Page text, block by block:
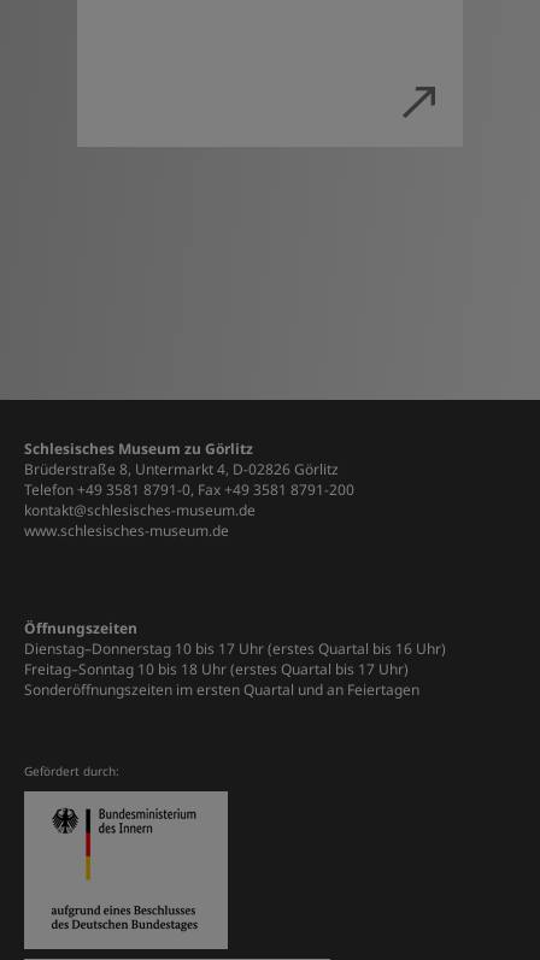
Schlesisches Museum zu Görlitz
Brüderstraße 8, Untermarkt 4, D-02826 Görlitz
Telefon +49 3581 8791-0, Fax +49 3581 8791-200
kontakt@schlesisches-museum.de
www.schlesisches-museum.de
Öffnungszeiten
Dienstag–Donnerstag 10 bis 17 Uhr (erstes Quartal bis 16 Uhr)
Freitag–Sonntag 10 bis 18 Uhr (erstes Quartal bis 17 Uhr)
Sonderöffnungszeiten im ersten Quartal und an Feiertagen
Gefördert durch: